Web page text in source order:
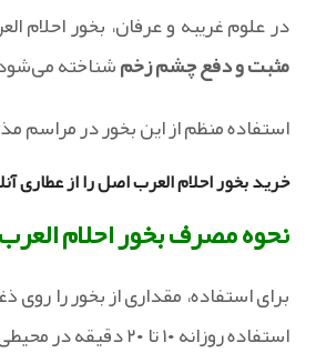
در علوم غریبه و عرفان، بخور احلام
مثبت و دفع چشم زخمشناخته
استفاده منظم از این بخور در مراسم
خرید بخور احلام العرب اصل را از
نحوه مصرف بخور احلام العرب
برای استفاده، مقداری از بخور را
استفاده روزانه ۱۰ تا ۲۰ دقیقه در محیطی آرام و بسته حاصل می‌شود.